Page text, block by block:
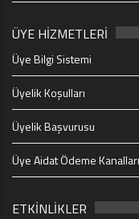
ÜYE HİZMETLERİ
Üye Bilgi Sistemi
Üyelik Koşulları
Üyelik Başvurusu
Üye Aidat Ödeme Kanalları
ETKİNLİKLER